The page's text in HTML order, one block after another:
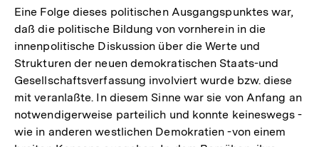
Eine Folge dieses politischen Ausgangspunktes war,
daß die politische Bildung von vornherein in die
innenpolitische Diskussion über die Werte und
Strukturen der neuen demokratischen Staats-und
Gesellschaftsverfassung involviert wurde bzw. diese
mit veranlaßte. In diesem Sinne war sie von Anfang an
notwendigerweise parteilich und konnte keineswegs -
wie in anderen westlichen Demokratien -von einem